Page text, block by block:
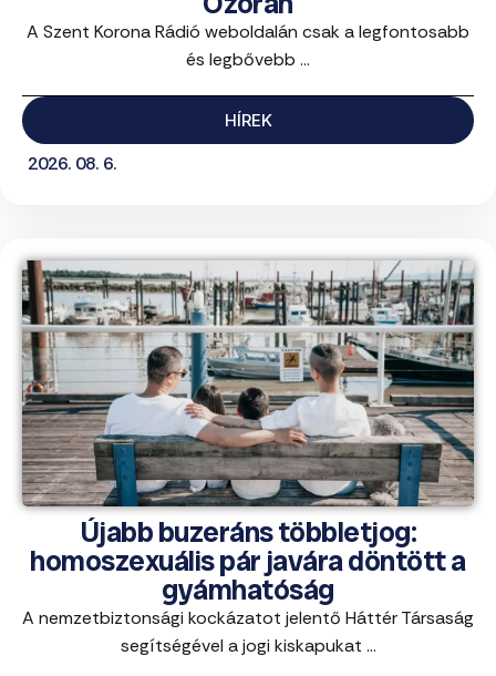
A Szent Korona Rádió weboldalán csak a legfontosabb
és legbővebb ...
HÍREK
2026. 08. 6.
Újabb buzeráns többletjog:
homoszexuális pár javára döntött a
gyámhatóság
A nemzetbiztonsági kockázatot jelentő Háttér Társaság
segítségével a jogi kiskapukat ...